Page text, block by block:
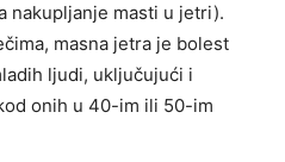
nakupljanje masti u jetri).
masna jetra je bolest
ljudi, uključujući i
onih u 40-im ili 50-im